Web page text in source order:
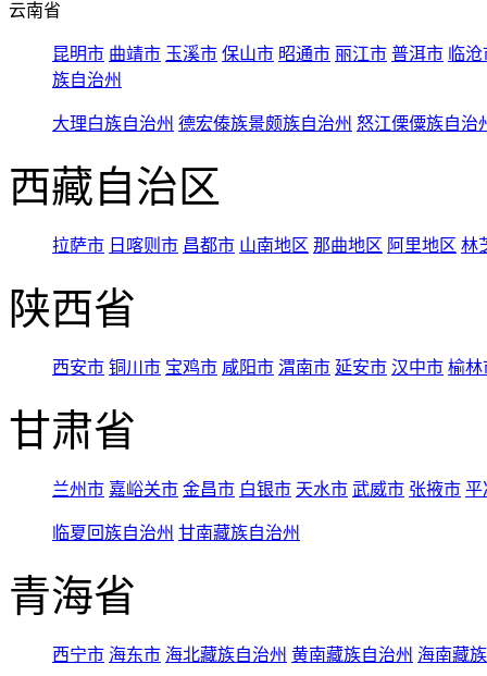
云南省
昆明市 曲靖市 玉溪市 保山市 昭通市 丽江市 普洱市 临
族自治州
大理白族自治州 德宏傣族景颇族自治州 怒江傈僳族自治
西藏自治区
拉萨市 日喀则市 昌都市 山南地区 那曲地区 阿里地区 林
陕西省
西安市 铜川市 宝鸡市 咸阳市 渭南市 延安市 汉中市 榆林
甘肃省
兰州市 嘉峪关市 金昌市 白银市 天水市 武威市 张掖市 平
临夏回族自治州 甘南藏族自治州
青海省
西宁市 海东市 海北藏族自治州 黄南藏族自治州 海南藏